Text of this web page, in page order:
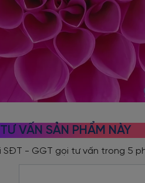
TƯ VẤN SẢN PHẨM NÀY